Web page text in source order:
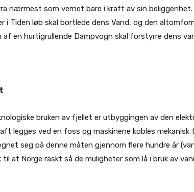
nærmest som vernet bare i kraft av sin
i Tiden løb skal bortlede dens Vand, og den
af en hurtigrullende Dampvogn skal forstyrre dens
bruken av fjellet er utbyggingen av den
legges ved en foss og maskinene kobles mekanisk
seg på denne måten gjennom flere hundre år
til at Norge raskt så de muligheter som lå i bruk av